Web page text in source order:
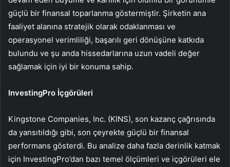
güçlü bir finansal toparlanma göstermiştir. Şirketin ana
faaliyet alanına stratejik olarak odaklanması ve
operasyonel verimliliği, başarılı geri dönüşüne katkıda
bulundu ve şu anda hissedarlarına uzun vadeli değer
sağlamak için iyi bir konuma sahip.
InvestingPro İçgörüleri
Kingstone Companies, Inc. (KINS), son kazanç çağrısında
da yansıtıldığı gibi, son çeyrekte güçlü bir finansal
performans gösterdi. Bu analize daha fazla derinlik katmak
için InvestingPro’dan bazı temel ölçümleri ve içgörüleri ele